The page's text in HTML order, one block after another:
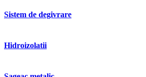
Sistem de degivrare
Hidroizolatii